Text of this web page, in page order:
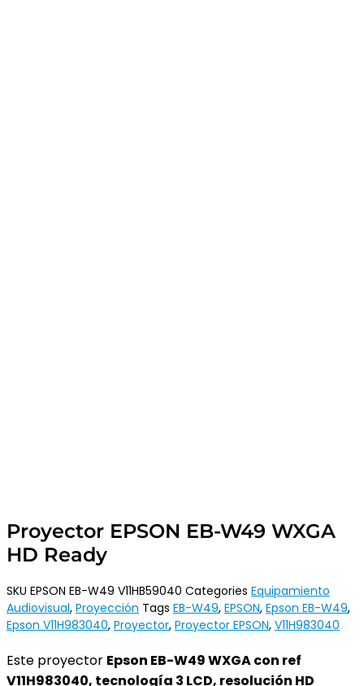
Proyector EPSON EB-W49 WXGA
HD Ready
SKU EPSON EB-W49 V11HB59040 Categories Equipamiento
Audiovisual, Proyección Tags EB-W49, EPSON, Epson EB-W49,
Epson V11H983040, Proyector, Proyector EPSON, V11H983040
Este proyector Epson EB-W49 WXGA con ref
V11H983040, tecnología 3 LCD, resolución HD